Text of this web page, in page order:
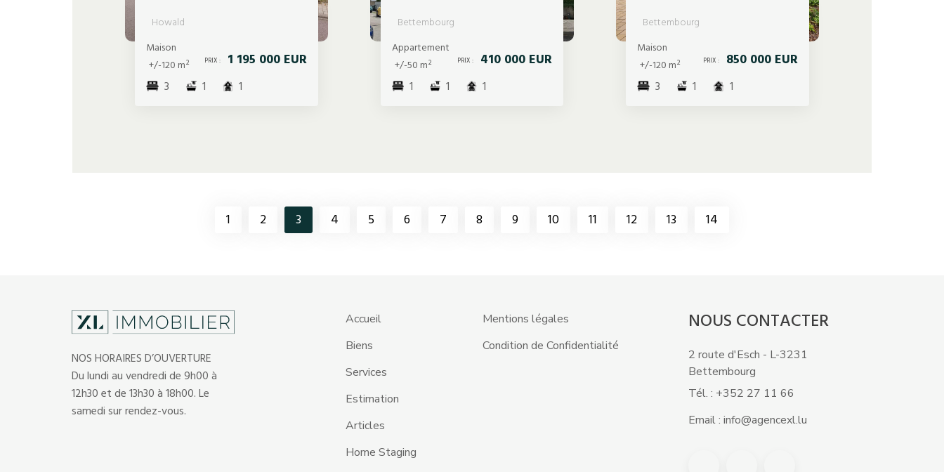
Howald
Maison
+/-120 m²
PRIX : 1 195 000 EUR
3 1 1
Bettembourg
Appartement
+/-50 m²
PRIX : 410 000 EUR
1 1 1
Bettembourg
Maison
+/-120 m²
PRIX : 850 000 EUR
3 1 1
1 2 3 4 5 6 7 8 9 10 11 12 13 14
NOS HORAIRES D’OUVERTURE
Du lundi au vendredi de 9h00 à
12h30 et de 13h30 à 18h00. Le
samedi sur rendez-vous.
Accueil
Biens
Services
Estimation
Articles
Home Staging
Mentions légales
Condition de Confidentialité
NOUS CONTACTER
2 route d'Esch - L-3231
Bettembourg
Tél. : +352 27 11 66
Email : info@agencexl.lu